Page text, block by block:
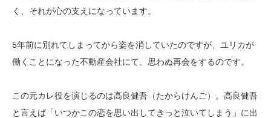
く、それが心の支えになっています。
5年前に別れてしまってから姿を消していたのですが、ユリカが
働くことになった不動産会社にて、思わぬ再会をするのです。
この元カレ役を演じるのは高良健吾（たからけんご）。高良健吾
と言えば「いつかこの恋を思い出してきっと泣いてしまう」に出